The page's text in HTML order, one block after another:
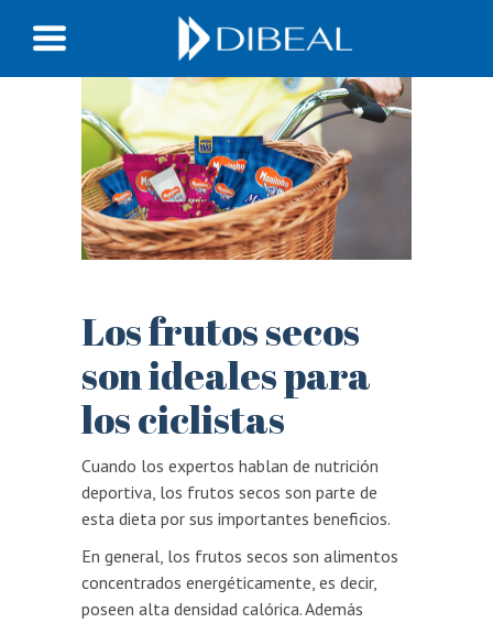
Los frutos secos
son ideales para
los ciclistas
Cuando los expertos hablan de nutrición
deportiva, los frutos secos son parte de
esta dieta por sus importantes beneficios.
En general, los frutos secos son alimentos
concentrados energéticamente, es decir,
poseen alta densidad calórica. Además